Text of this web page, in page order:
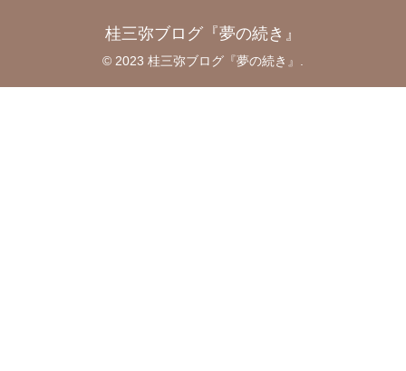
桂三弥ブログ『夢の続き』
© 2023 桂三弥ブログ『夢の続き』.